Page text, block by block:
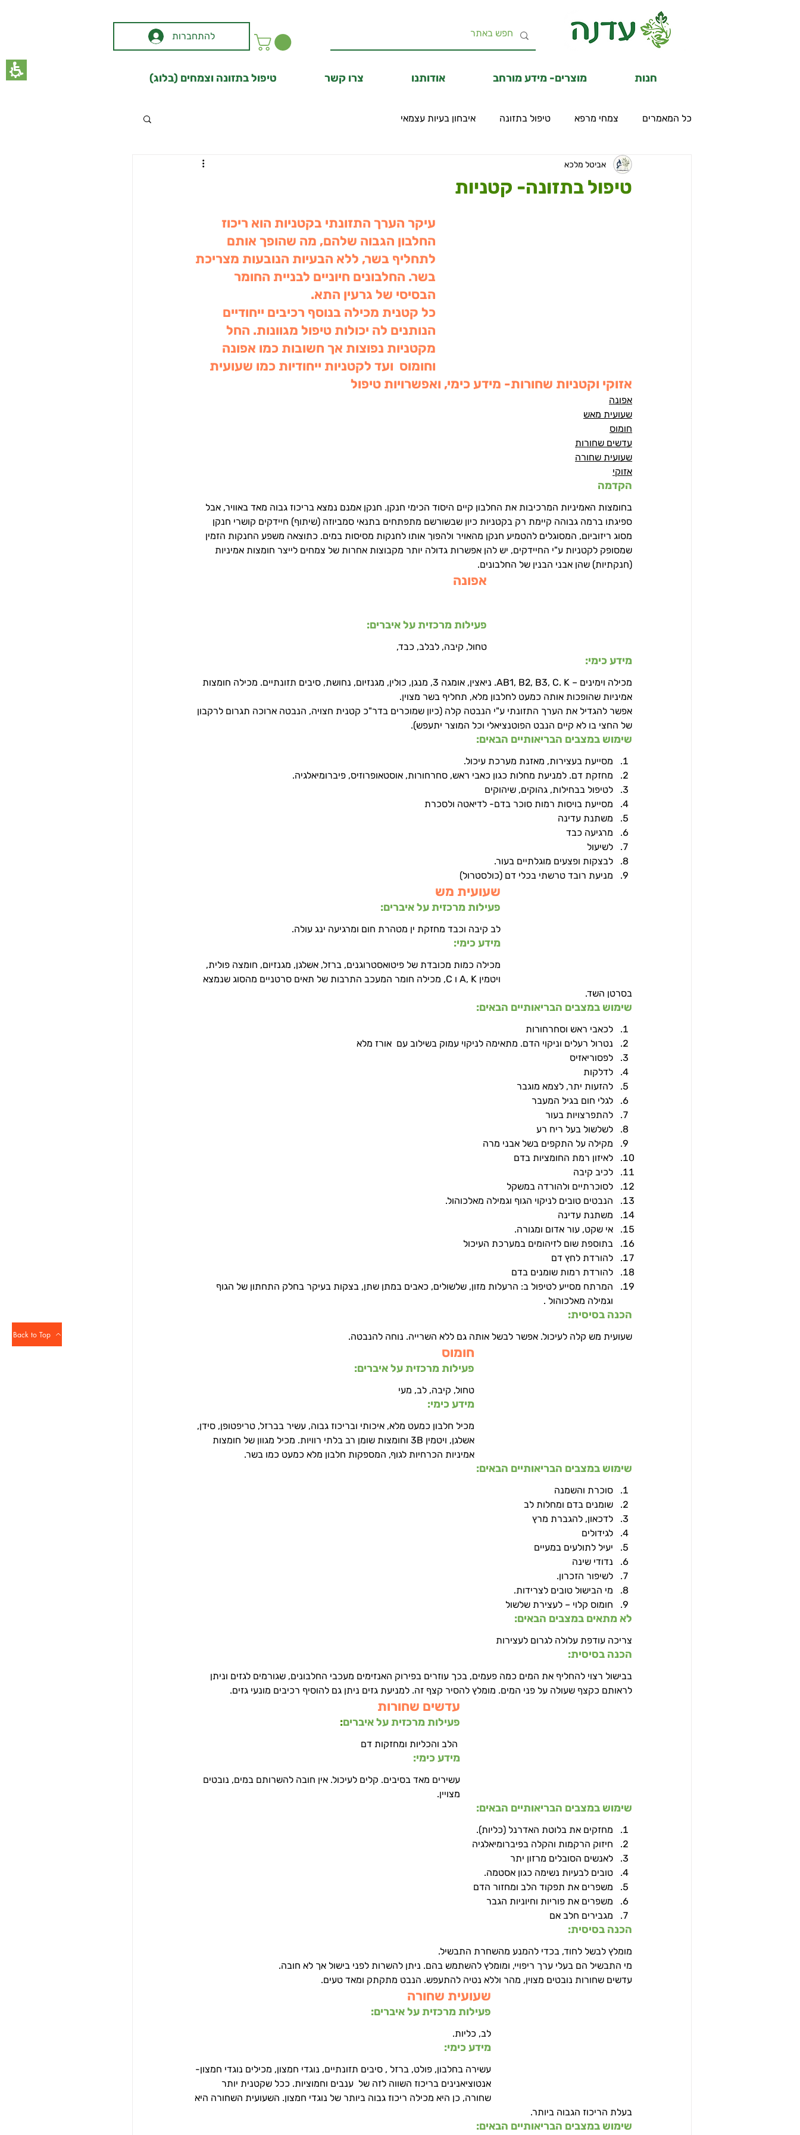
אנטר
כדי
לעבור
להתחברות
תפריט
יפתח
חנות מוצרים- מידע מורחב אודותנו צרו קשר טיפול בתזונה וצמחים (בלוג)
Back to Top
כל המאמרים צמחי מרפא טיפול בתזונה איבחון בעיות עצמאי
טיפול בתזונה- קטניות
אביטל מלכא
עיקר הערך התזונתי בקטניות הוא ריכוז
החלבון הגבוה שלהם, מה שהופך אותם
לתחליף בשר, ללא הבעיות הנובעות מצריכת
בשר. החלבונים חיוניים לבניית החומר
הבסיסי של גרעין התא.
כל קטנית מכילה בנוסף רכיבים ייחודיים
הנותנים לה יכולות טיפול מגוונות. החל
מקטניות נפוצות אך חשובות כמו אפונה
וחומוס  ועד לקטניות ייחודיות כמו שעועית
אזוקי וקטניות שחורות- מידע כימי, ואפשרויות טיפול
אפונה
שעועית מאש
חומוס
עדשים שחורות
שעועית שחורה
אזוקי
הקדמה
בחומצות האמיניות המרכיבות את החלבון קיים היסוד הכימי חנקן. חנקן אמנם נמצא בריכוז גבוה מאד באוויר, אבל
ספיגתו ברמה גבוהה קיימת רק בקטניות כיון שבשורשם מתפתחים בתנאי סמביוזה (שיתוף) חיידקים קושרי חנקן
מסוג ריזוביום, המסוגלים להטמיע חנקן מהאויר ולהפוך אותו לחנקות מסיסות במים. כתוצאה משפע החנקות הזמין
שמסופק לקטניות ע"י החיידקים, יש להן אפשרות גדולה יותר מקבוצות אחרות של צמחים לייצר חומצות אמיניות
(חנקתיות) שהן אבני הבנין של החלבונים.
אפונה
פעילות מרכזית על איברים:
טחול, קיבה, לבלב, כבד,
מידע כימי:
מכילה וימינים – AB1, B2, B3, C. K. ניאצין, אומגה 3, מנגן, כולין, מגנזיום, נחושת, סיבים תזונתיים. מכילה חומצות
אמיניות שהופכות אותה כמעט לחלבון מלא, תחליף בשר מצוין.
אפשר להגדיל את הערך התזונתי ע"י הנבטה קלה (כיון שמוכרים בדר"כ קטנית חצויה, הנבטה ארוכה תגרום לרקבון
של החצי בו לא קיים הנבט הפוטנציאלי וכל המוצר יתעפש).
שימוש במצבים הבריאותיים הבאים:
מסייעת בעצירות, מאזנת מערכת עיכול.
מחזקת דם. למניעת מחלות כגון כאבי ראש, סחרחורות, אוסטאופרוזיס, פיברומיאלגיה.
לטיפול בבחילות, גהוקים, שיהוקים
מסייעת בויסות רמות סוכר בדם- לדיאטה ולסכרת
משתנת עדינה
מרגיעה כבד
לשיעול
לבצקות ופצעים מוגלתיים בעור.
מניעת רובד טרשתי בכלי דם (כולסטרול)
שעועית מש
פעילות מרכזית על איברים:
לב קיבה וכבד מחזקת ין מטהרת חום ומרגיעה ינג עולה.
מידע כימי:
מכילה כמות מכובדת של פיטואסטרוגנים, ברזל, אשלגן, מגנזיום, חומצה פולית,
ויטמין A, K ו C, מכילה חומר המעכב התרבות של תאים סרטניים מהסוג שנמצא
בסרטן השד.
שימוש במצבים הבריאותיים הבאים:
לכאבי ראש וסחרחורות
נטרול רעלים וניקוי הדם. מתאימה לניקוי עמוק בשילוב עם  אורז מלא
לפסוריאזיס
לדלקות
להזעות יתר, לצמא מוגבר
לגלי חום בגיל המעבר
להתפרצויות בעור
לשלשול בעל ריח רע
מקילה על התקפים בשל אבני מרה
לאיזון רמת החומציות בדם
לכיב קיבה
לסוכרתיים ולהורדה במשקל
הנבטים טובים לניקוי הגוף וגמילה מאלכוהול.
משתנת עדינה
אי שקט, עור אדום ומגורה.
בתוספת שום לזיהומים במערכת העיכול
להורדת לחץ דם
להורדת רמות שומנים בדם
המרתח מסייע לטיפול ב: הרעלות מזון, שלשולים, כאבים במתן שתן, בצקות בעיקר בחלק התחתון של הגוף
וגמילה מאלכוהול .
הכנה בסיסית:
שעועית מש קלה לעיכול. אפשר לבשל אותה גם ללא השרייה. נוחה להנבטה.
חומוס
פעילות מרכזית על איברים:
טחול, קיבה, לב, מעי
מידע כימי:
מכיל חלבון כמעט מלא, איכותי ובריכוז גבוה, עשיר בברזל, טריפטופן, סידן,
אשלגן, ויטמין 3B וחומצות שומן רב בלתי רוויות. מכיל מגוון של חומצות
אמיניות הכרחיות לגוף, המספקות חלבון מלא כמעט כמו בשר.
שימוש במצבים הבריאותיים הבאים:
סוכרת והשמנה
שומנים בדם ומחלות לב
לדכאון, להגברת מרץ
לגידולים
יעיל לתולעים במעיים
נדודי שינה
לשיפור הזכרון.
מי הבישול טובים לצרידות.
חומוס קלוי – לעצירת שלשול
לא מתאים במצבים הבאים:
צריכה עודפת עלולה לגרום לעצירות
הכנה בסיסית:
בבישול רצוי להחליף את המים כמה פעמים, בכך עוזרים בפירוק האנזימים מעכבי החלבונים, שגורמים לגזים וניתן
לראותם כקצף שעולה על פני המים. מומלץ להסיר קצף זה. למניעת גזים ניתן גם להוסיף רכיבים מונעי גזים.
עדשים שחורות
פעילות מרכזית על איברים:
מידע כימי:
עשירים מאד בסיבים. קלים לעיכול. אין חובה להשרותם במים, נובטים
מצויין.
שימוש במצבים הבריאותיים הבאים:
מחזקים את בלוטת האדרנל (כליות).
חיזוק הרקמות והקלה בפיברומיאלגיה
לאנשים הסובלים מרזון יתר
טובים לבעיות נשימה כגון אסטמה.
משפרים את תפקוד הלב ומחזור הדם
משפרים את פוריות וחיוניות הגבר
מגבירים חלב אם
הכנה בסיסית:
מומלץ לבשל לחוד, בכדי להמנע מהשחרת התבשיל.
מי התבשיל הם בעלי ערך ריפויי, ומומלץ להשתמש בהם. ניתן להשרות לפני בישול אך לא חובה.
עדשים שחורות נובטים מצוין, מהר וללא נטיה להתעפש. הנבט מתקתק ומאד טעים.
שעועית שחורה
פעילות מרכזית על איברים:
לב, כליות.
מידע כימי:
עשירה בחלבון, פולט, ברזל , סיבים תזונתיים, נוגדי חמצון, מכילים נוגדי חמצון-
אנטוציאנינים בריכוז השווה לזה של  ענבים וחמוציות. ככל שקטנית יותר
שחורה, כן היא מכילה ריכוז גבוה ביותר של נוגדי חמצון. השעועית השחורה היא
בעלת הריכוז הגבוה ביותר.
שימוש במצבים הבריאותיים הבאים: